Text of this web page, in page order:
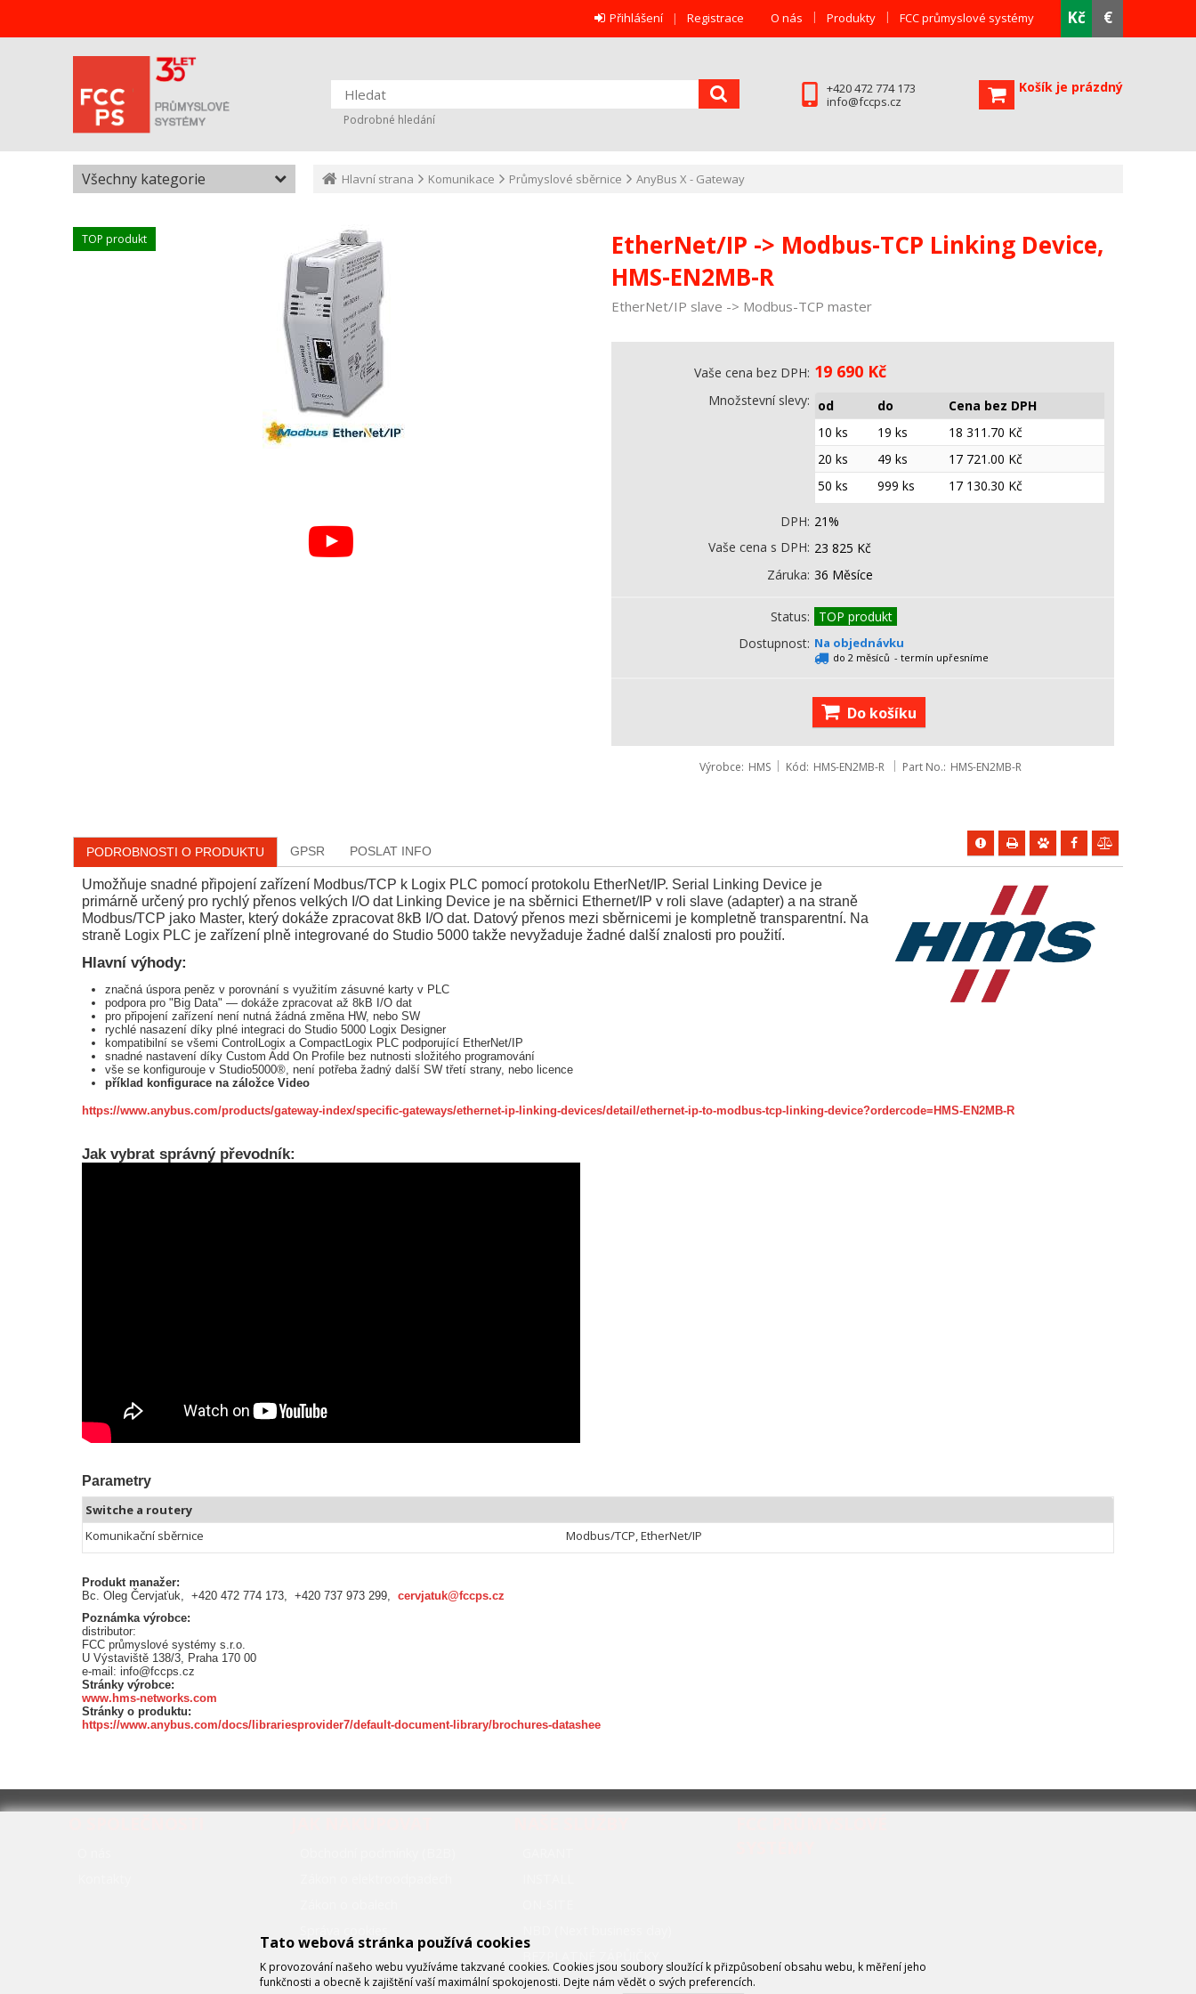
Kč €
O nás Produkty FCC průmyslové systémy
Přihlášení Registrace
Košík je prázdný
+420 472 774 173
info@fccps.cz
Podrobné hledání
Všechny kategorie Hlavní strana Komunikace Průmyslové sběrnice AnyBus X - Gateway
TOP produkt
EtherNet/IP -> Modbus-TCP Linking Device,
HMS-EN2MB-R
EtherNet/IP slave -> Modbus-TCP master
Vaše cena bez DPH 19 690 Kč
Množstevní slevy od do
Cena bez DPH
10 ks
19 ks 18 311.70 Kč
20 ks
49 ks 17 721.00 Kč
50 ks
999 ks 17 130.30 Kč
DPH 21%
Vaše cena s DPH 23 825 Kč
Záruka 36 Měsíce
Status
TOP produkt
Dostupnost Na objednávku
do 2 měsíců - termín upřesníme
Do košíku
Výrobce HMS Kód HMS-EN2MB-R Part No. HMS-EN2MB-R
PODROBNOSTI O PRODUKTU GPSR POSLAT INFO
Umožňuje snadné připojení zařízení Modbus/TCP k Logix PLC pomocí protokolu EtherNet/IP. Serial Linking Device je
primárně určený pro rychlý přenos velkých I/O dat Linking Device je na sběrnici Ethernet/IP v roli slave (adapter) a na straně
Modbus/TCP jako Master, který dokáže zpracovat 8kB I/O dat. Datový přenos mezi sběrnicemi je kompletně transparentní. Na
straně Logix PLC je zařízení plně integrované do Studio 5000 takže nevyžaduje žadné další znalosti pro použití.
Hlavní výhody:
značná úspora peněz v porovnání s využitím zásuvné karty v PLC
podpora pro "Big Data" — dokáže zpracovat až 8kB I/O dat
pro připojení zařízení není nutná žádná změna HW, nebo SW
rychlé nasazení díky plné integraci do Studio 5000 Logix Designer
kompatibilní se všemi ControlLogix a CompactLogix PLC podporující EtherNet/IP
snadné nastavení díky Custom Add On Profile bez nutnosti složitého programování
vše se konfigurouje v Studio5000®, není potřeba žadný další SW třetí strany, nebo licence
příklad konfigurace na záložce Video
https://www.anybus.com/products/gateway-index/specific-gateways/ethernet-ip-linking-devices/detail/ethernet-ip-to-modbus-tcp-linking-device?ordercode=HMS-EN2MB-R
Jak vybrat správný převodník:
Parametry
Switche a routery
Komunikační sběrnice
Modbus/TCP, EtherNet/IP
Produkt manažer:
Bc. Oleg Červjaťuk, +420 472 774 173, +420 737 973 299, cervjatuk@fccps.cz
Poznámka výrobce:
distributor:
FCC průmyslové systémy s.r.o.
U Výstaviště 138/3, Praha 170 00
e-mail: info@fccps.cz
Stránky výrobce:
www.hms-networks.com
Stránky o produktu:
https://www.anybus.com/docs/librariesprovider7/default-document-library/brochures-datashee
Tato webová stránka používá cookies
K provozování našeho webu využíváme takzvané cookies. Cookies jsou soubory sloužící k přizpůsobení obsahu webu, k měření jeho
funkčnosti a obecně k zajištění vaší maximální spokojenosti. Dejte nám vědět o svých preferencích.